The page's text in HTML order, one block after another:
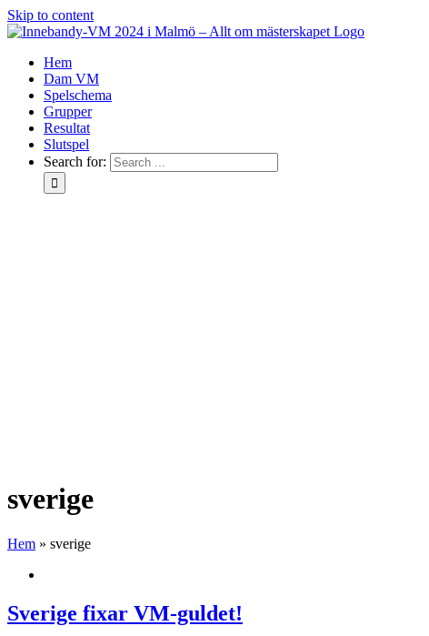
Skip to content
Hem
Dam VM
Spelschema
Grupper
Resultat
Slutspel
Search for:
sverige
Hem » sverige
Sverige fixar VM-guldet!